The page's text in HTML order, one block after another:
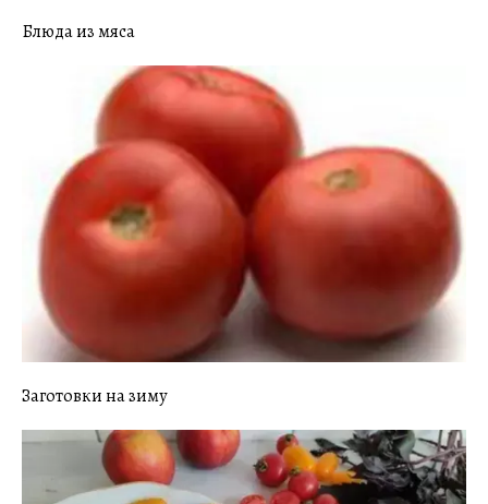
Блюда из мяса
Заготовки на зиму